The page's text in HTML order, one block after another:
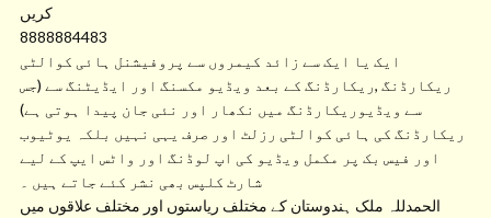
کریں
8888884483
ایک یا ایک سے زائد کیمروں سے پروفیشنل ہائی کوالٹی
ریکارڈنگ ,ریکارڈنگ کے بعد ویڈیو مکسنگ اور ایڈیٹنگ سے (جس
سے ویڈیوریکارڈنگ میں نکھار اور نئی جان پیدا ہوتی ہے)
ریکارڈنگ کی ہائی کوالٹی رزلٹ اور صرف یہی نہیں بلکہ یوٹیوب
اور فیس بک پر مکمل ویڈیو کی اپ لوڈنگ اور واٹس ایپ کے لیے
شارٹ کلپس بھی نشر کئے جاتے ہیں ۔
الحمدللہ ملک ہندوستان کے مختلف ریاستوں اور مختلف علاقوں میں